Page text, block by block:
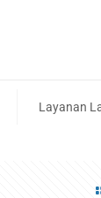
Layanan